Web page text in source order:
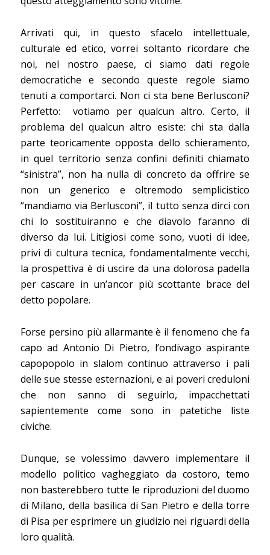
Arrivati qui, in questo sfacelo intellettuale,
culturale ed etico, vorrei soltanto ricordare che
noi, nel nostro paese, ci siamo dati regole
democratiche e secondo queste regole siamo
tenuti a comportarci. Non ci sta bene Berlusconi?
Perfetto: votiamo per qualcun altro. Certo, il
problema del qualcun altro esiste: chi sta dalla
parte teoricamente opposta dello schieramento,
in quel territorio senza confini definiti chiamato
“sinistra”, non ha nulla di concreto da offrire se
non un generico e oltremodo semplicistico
“mandiamo via Berlusconi”, il tutto senza dirci con
chi lo sostituiranno e che diavolo faranno di
diverso da lui. Litigiosi come sono, vuoti di idee,
privi di cultura tecnica, fondamentalmente vecchi,
la prospettiva è di uscire da una dolorosa padella
per cascare in un’ancor più scottante brace del
detto popolare.
Forse persino più allarmante è il fenomeno che fa
capo ad Antonio Di Pietro, l’ondivago aspirante
capopopolo in slalom continuo attraverso i pali
delle sue stesse esternazioni, e ai poveri creduloni
che non sanno di seguirlo, impacchettati
sapientemente come sono in patetiche liste
civiche.
Dunque, se volessimo davvero implementare il
modello politico vagheggiato da costoro, temo
non basterebbero tutte le riproduzioni del duomo
di Milano, della basilica di San Pietro e della torre
di Pisa per esprimere un giudizio nei riguardi della
loro qualità.